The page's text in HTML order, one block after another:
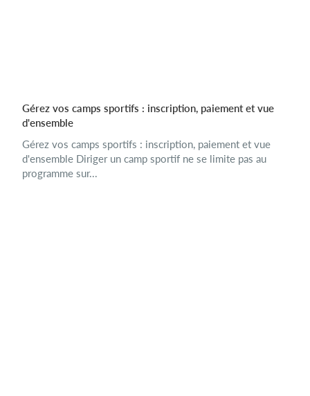
Gérez vos camps sportifs : inscription, paiement et vue
d'ensemble
Gérez vos camps sportifs : inscription, paiement et vue
d'ensemble Diriger un camp sportif ne se limite pas au
programme sur...